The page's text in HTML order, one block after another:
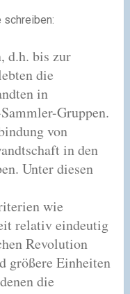
schreiben:
d.h. bis zur
die
in
Gruppen.
von
in den
Unter diesen
wie
relativ eindeutig
Revolution
größere Einheiten
die